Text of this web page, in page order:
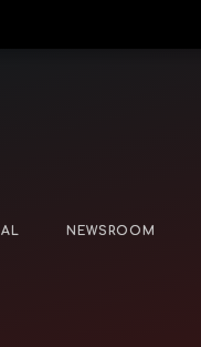
NEWSROOM